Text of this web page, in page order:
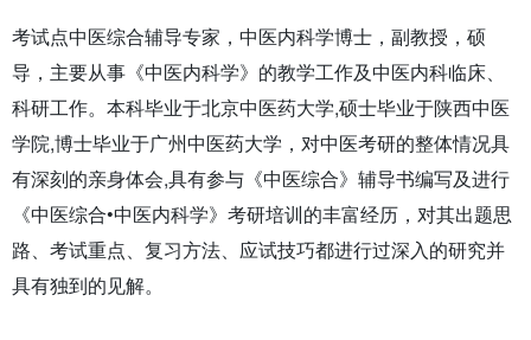
考试点中医综合辅导专家，中医内科学博士，副教授，硕
导，主要从事《中医内科学》的教学工作及中医内科临床、
科研工作。本科毕业于北京中医药大学,硕士毕业于陕西中医
学院,博士毕业于广州中医药大学，对中医考研的整体情况具
有深刻的亲身体会,具有参与《中医综合》辅导书编写及进行
《中医综合•中医内科学》考研培训的丰富经历，对其出题思
路、考试重点、复习方法、应试技巧都进行过深入的研究并
具有独到的见解。